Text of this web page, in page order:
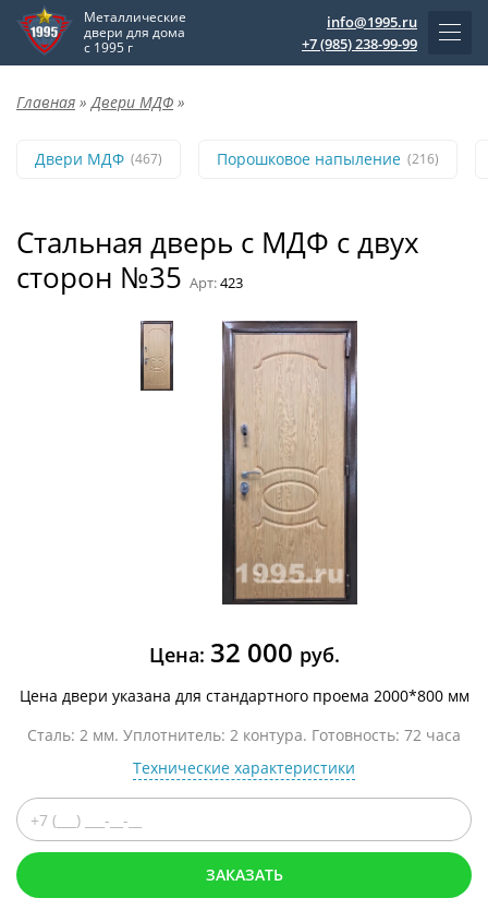
Металлические
двери для дома
с 1995 г
info@1995.ru
+7 (985) 238-99-99
Главная » Двери МДФ »
Двери МДФ (467) Порошковое напыление (216)
Стальная дверь с МДФ с двух
сторон №35 Арт:423
Цена: 32 000 руб.
Цена двери указана для стандартного проема 2000*800 мм
Сталь: 2 мм. Уплотнитель: 2 контура. Готовность: 72 часа
Технические характеристики
ЗАКАЗАТЬ